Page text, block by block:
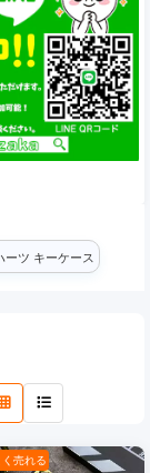
ーツ キーケース
く売れる